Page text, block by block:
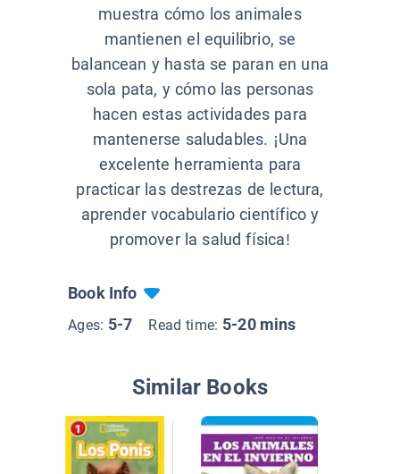
muestra cómo los animales
mantienen el equilibrio, se
balancean y hasta se paran en una
sola pata, y cómo las personas
hacen estas actividades para
mantenerse saludables. ¡Una
excelente herramienta para
practicar las destrezas de lectura,
aprender vocabulario científico y
promover la salud física!
Book Info
Ages: 5-7 Read time: 5-20 mins
Similar Books